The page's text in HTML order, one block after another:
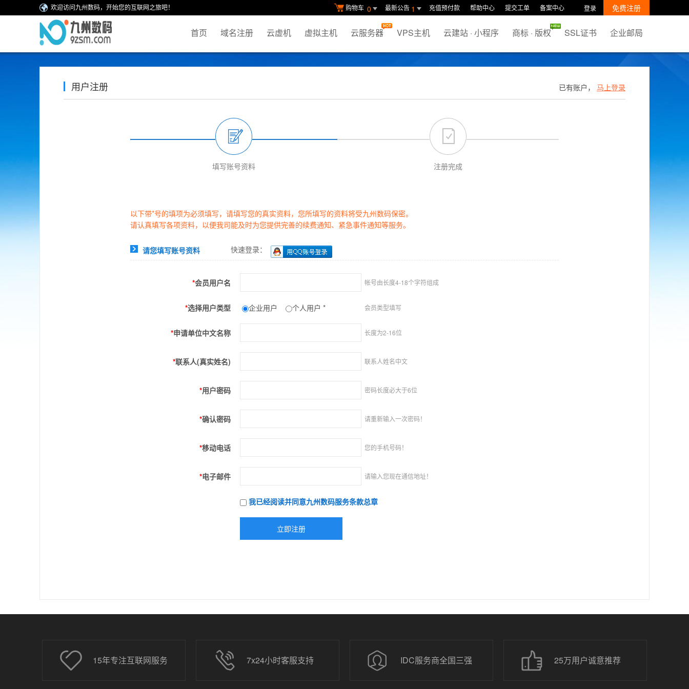
购物车 0 最新公告 1 充值预付款 帮助中心 提交工单 备案中心 登录 免费注册
欢迎访问九州数码，开始您的互联网之旅吧！
首页 域名注册 云虚机 虚拟主机 云服务器 VPS主机 云建站 · 小程序 商标 · 版权 SSL证书 企业邮局
用户注册 已有账户， 马上登录
填写账号资料 注册完成
以下带*号的填项为必须填写，请填写您的真实资料，您所填写的资料将受九州数码保密。
请认真填写各项资料，以便我司能及时为您提供完善的续费通知、紧急事件通知等服务。
快速登录：
请您填写账号资料
*会员用户名 帐号由长度4-18个字符组成
*选择用户类型 企业用户 个人用户 * 会员类型填写
*申请单位中文名称 长度为2-16位
*联系人(真实姓名) 联系人姓名中文
*用户密码 密码长度必大于6位
*确认密码 请重新输入一次密码！
*移动电话 您的手机号码！
*电子邮件 请输入您现在通信地址！
我已经阅读并同意九州数码服务条款总章
15年专注互联网服务 7x24小时客服支持 IDC服务商全国三强 25万用户诚意推荐